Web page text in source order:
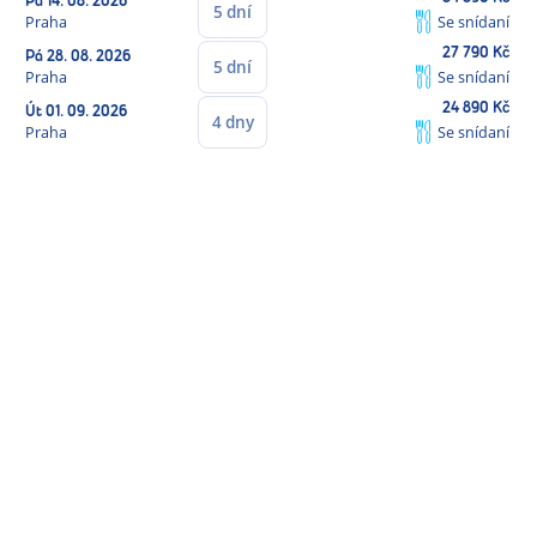
Praha 5 dní Se snídaní
Pá28. 08. 2026
Praha 5 dní
27 790 Kč
Se snídaní
Út01. 09. 2026
Praha 4dny
24 890 Kč
Se snídaní